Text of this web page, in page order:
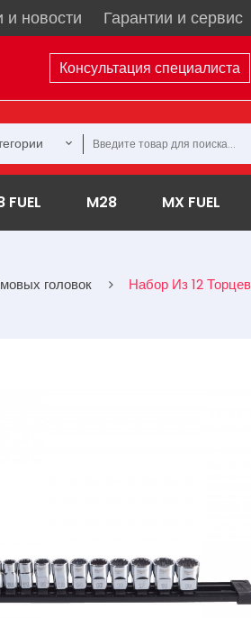
и новости Гарантии и сервис
Консультация специалиста
FUEL M28 MX FUEL
головок Набор Из 12